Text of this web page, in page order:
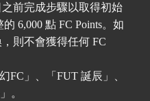
之前完成步驟以取得初始
6,000 點 FC Points。如
則不會獲得任何 FC
FC」、「FUT 誕辰」、
。